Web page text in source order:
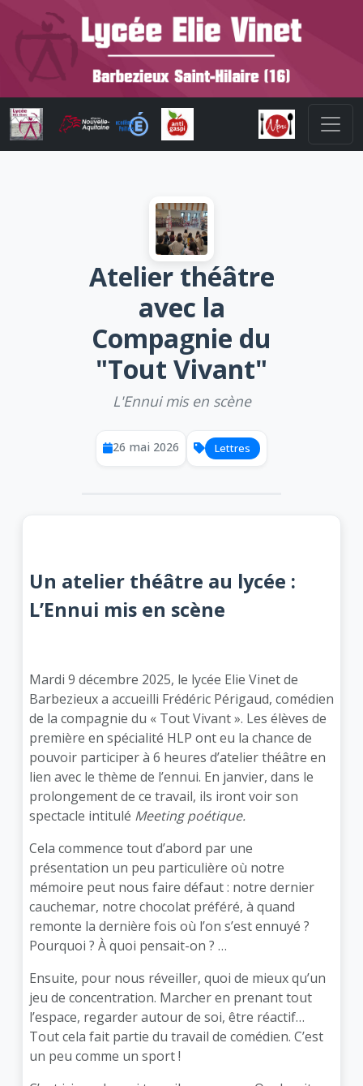
Atelier théâtre
avec la
Compagnie du
"Tout Vivant"
L'Ennui mis en scène
26 mai 2026 Lettres
Un atelier théâtre au lycée :
L’Ennui mis en scène
Mardi 9 décembre 2025, le lycée Elie Vinet de
Barbezieux a accueilli Frédéric Périgaud, comédien
de la compagnie du « Tout Vivant ». Les élèves de
première en spécialité HLP ont eu la chance de
pouvoir participer à 6 heures d’atelier théâtre en
lien avec le thème de l’ennui. En janvier, dans le
prolongement de ce travail, ils iront voir son
spectacle intitulé Meeting poétique.
Cela commence tout d’abord par une
présentation un peu particulière où notre
mémoire peut nous faire défaut : notre dernier
cauchemar, notre chocolat préféré, à quand
remonte la dernière fois où l’on s’est ennuyé ?
Pourquoi ? À quoi pensait-on ? …
Ensuite, pour nous réveiller, quoi de mieux qu’un
jeu de concentration. Marcher en prenant tout
l’espace, regarder autour de soi, être réactif…
Tout cela fait partie du travail de comédien. C’est
un peu comme un sport !